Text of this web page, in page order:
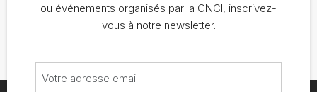
ou événements organisés par la CNCI, inscrivez-
vous à notre newsletter.